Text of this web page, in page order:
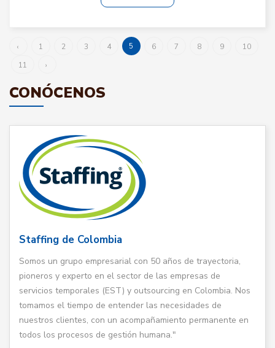
‹ 1 2 3 4 5 6 7 8 9
10
11
›
CONÓCENOS
Staffing de Colombia
Somos un grupo empresarial con 50 años de trayectoria,
pioneros y experto en el sector de las empresas de
servicios temporales (EST) y outsourcing en Colombia. Nos
tomamos el tiempo de entender las necesidades de
nuestros clientes, con un acompañamiento permanente en
todos los procesos de gestión humana."